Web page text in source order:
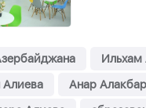
Ильхам
Анар